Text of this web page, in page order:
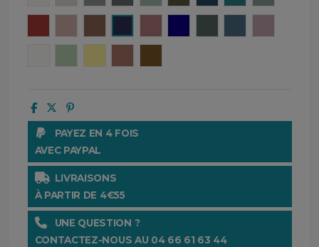
PAYEZ EN 4 FOIS
AVEC PAYPAL
LIVRAISONS
À PARTIR DE 4€55
UNE QUESTION ?
CONTACTEZ-NOUS AU 04 66 61 63 44